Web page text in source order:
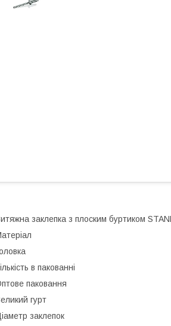
заклепка з плоским буртиком
в пакованні
паковання
гурт
заклепок